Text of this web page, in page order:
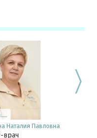
Наталия Павловна